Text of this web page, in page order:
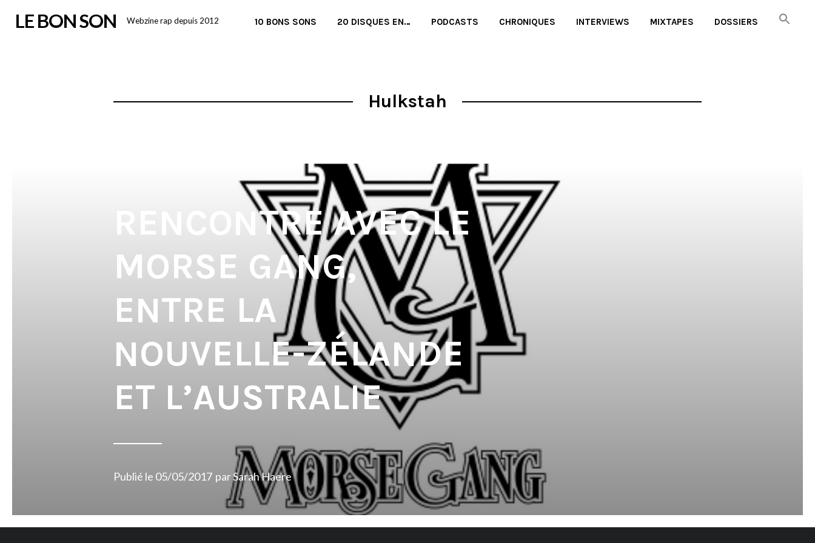
LE BON SON Webzine rap depuis 2012 10 BONS SONS 20 DISQUES EN… PODCASTS CHRONIQUES INTERVIEWS MIXTAPES DOSSIERS
Hulkstah
RENCONTRE AVEC LE
MORSE GANG,
ENTRE LA
NOUVELLE-ZÉLANDE
ET L’AUSTRALIE
Publié le 05/05/2017 parSarah Haere